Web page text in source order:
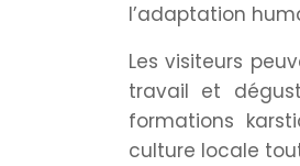
l’adaptation
Les visiteurs
travail et
formations
culture locale